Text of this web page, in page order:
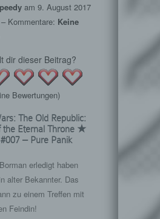
am 9. August 2017
Kommentare: Keine
dir dieser Beitrag?
Bewertungen)
The Old Republic:
the Eternal Throne ★
– Pure Panik
erledigt haben
alter Bekannter. Das
zu einem Treffen mit
Feindin!